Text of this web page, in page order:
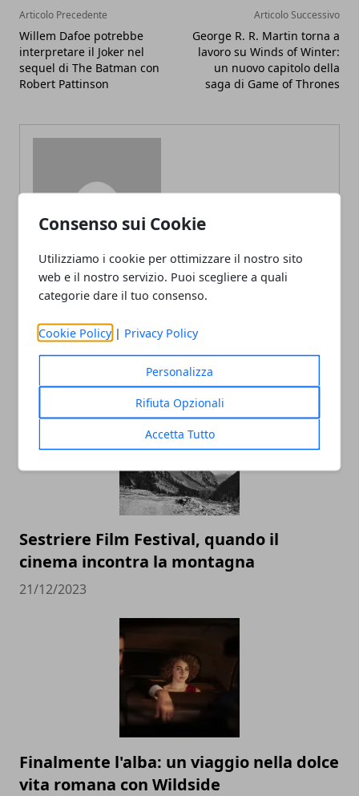
Consenso sui Cookie
Utilizziamo i cookie per ottimizzare il nostro sito
web e il nostro servizio. Puoi scegliere a quali
categorie dare il tuo consenso.
Cookie Policy | Privacy Policy
Personalizza
Rifiuta Opzionali
Accetta Tutto
Articolo Precedente
Willem Dafoe potrebbe
interpretare il Joker nel
sequel di The Batman con
Robert Pattinson
Articolo Successivo
George R. R. Martin torna a
lavoro su Winds of Winter:
un nuovo capitolo della
saga di Game of Thrones
Sestriere Film Festival, quando il
cinema incontra la montagna
21/12/2023
Finalmente l'alba: un viaggio nella dolce
vita romana con Wildside